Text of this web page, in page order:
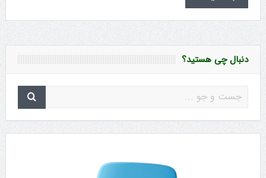
دنبال چی هستید؟